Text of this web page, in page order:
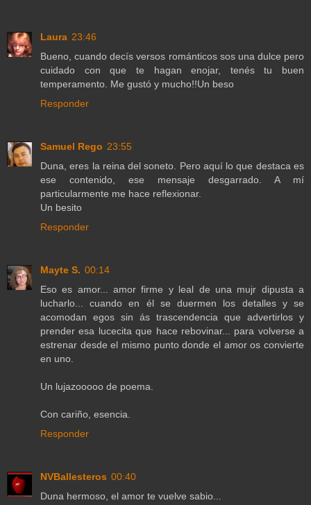
Laura 23:46
Bueno, cuando decís versos románticos sos una dulce pero
cuidado con que te hagan enojar, tenés tu buen
temperamento. Me gustó y mucho!!Un beso
Responder
Samuel Rego 23:55
Duna, eres la reina del soneto. Pero aquí lo que destaca es
ese contenido, ese mensaje desgarrado. A mí
particularmente me hace reflexionar.
Un besito
Responder
Mayte S. 00:14
Eso es amor... amor firme y leal de una mujr dipusta a
lucharlo... cuando en él se duermen los detalles y se
acomodan egos sin ás trascendencia que advertirlos y
prender esa lucecita que hace rebovinar... para volverse a
estrenar desde el mismo punto donde el amor os convierte
en uno.
Un lujazooooo de poema.
Con cariño, esencia.
Responder
NVBallesteros 00:40
Duna hermoso, el amor te vuelve sabio...